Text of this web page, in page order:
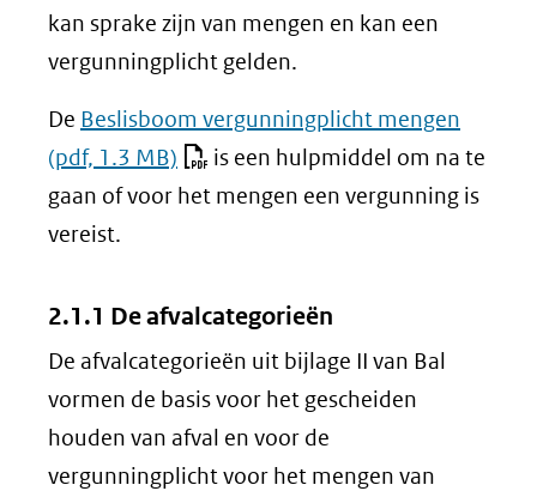
andere
website)
kan sprake zijn van mengen en kan een
vergunningplicht gelden.
De Beslisboom vergunningplicht mengen
(pdf, 1.3 MB)
is een hulpmiddel om na te
gaan of voor het mengen een vergunning is
vereist.
2.1.1 De afvalcategorieën
De afvalcategorieën uit bijlage II van Bal
vormen de basis voor het gescheiden
houden van afval en voor de
vergunningplicht voor het mengen van